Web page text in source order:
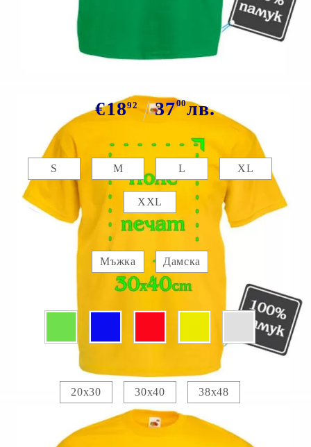
Цветна тениска със снимка
€1892 3700лв.
Размер: Таблица с размери
S M L XL
XXL
Мъжка Дамска
Печатно поле :
20х30 30х40 38х48
Прикачете изображение за отпечатване :